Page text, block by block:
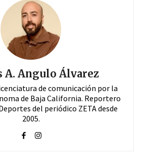
A. Angulo Álvarez
de comunicación por la
de Baja California. Reportero
del periódico ZETA desde
2005.